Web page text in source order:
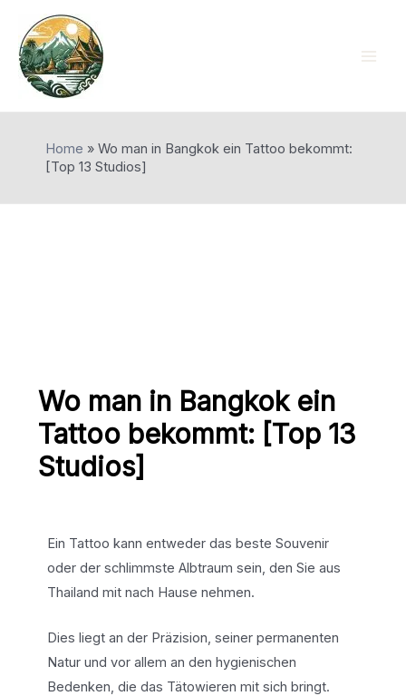
content
Home » Wo man in Bangkok ein Tattoo bekommt:
[Top 13 Studios]
Wo man in Bangkok ein
Tattoo bekommt: [Top 13
Studios]
Ein Tattoo kann entweder das beste Souvenir
oder der schlimmste Albtraum sein, den Sie aus
Thailand mit nach Hause nehmen.
Dies liegt an der Präzision, seiner permanenten
Natur und vor allem an den hygienischen
Bedenken, die das Tätowieren mit sich bringt.